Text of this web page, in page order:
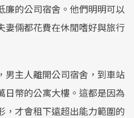
廉的公司宿舍。他們明明可以
妻倆都花費在休閒嗜好與旅行
男主人離開公司宿舍，到車站
日幣的公寓大樓。這都是因為
，才會租下遠超出能力範圍的